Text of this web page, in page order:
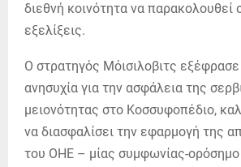
διεθνή κοινότητα να παρακολουθεί
εξελίξεις.
Ο στρατηγός Μόισιλοβιτς
ανησυχία για την ασφάλεια της
μειονότητας στο Κοσσυφοπέδιο,
να διασφαλίσει την εφαρμογή της
του ΟΗΕ – μίας συμφωνίας-ορόσημο